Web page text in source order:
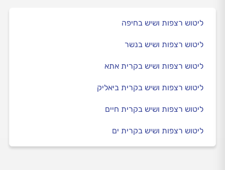
ליטוש רצפות ושיש בחיפה
ליטוש רצפות ושיש בנשר
ליטוש רצפות ושיש בקרית אתא
ליטוש רצפות ושיש בקרית ביאליק
ליטוש רצפות ושיש בקרית חיים
ליטוש רצפות ושיש בקרית ים